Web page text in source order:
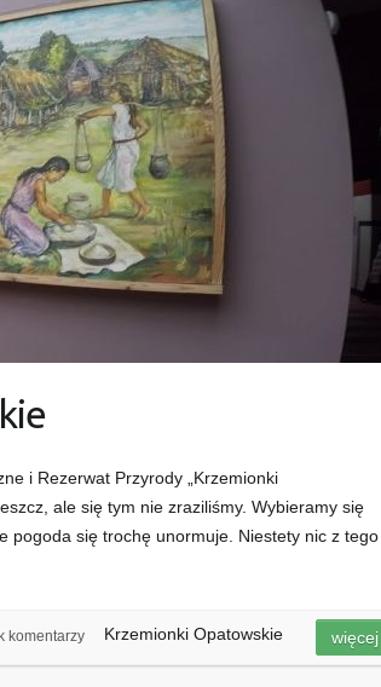
i Rezerwat Przyrody „Krzemionki
ale się tym nie zraziliśmy. Wybieramy się
pogoda się trochę unormuje. Niestety nic z tego
komentarzy Krzemionki Opatowskie więcej